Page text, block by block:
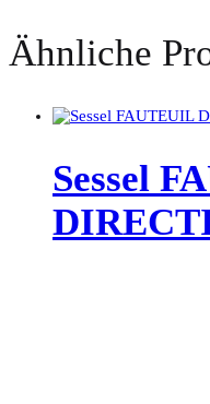
Ähnliche
Sessel